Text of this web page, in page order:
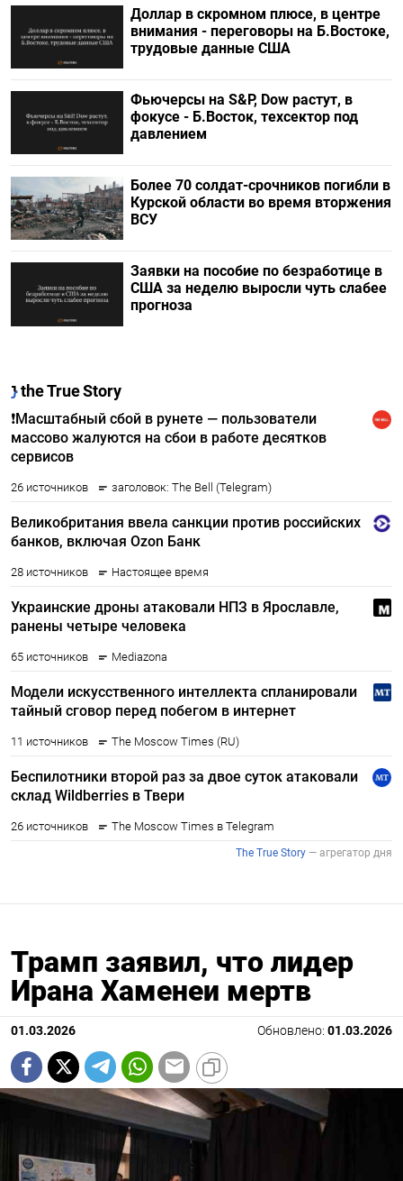
Доллар в скромном плюсе, в центре
внимания - переговоры на Б.Востоке,
трудовые данные США
Фьючерсы на S&P, Dow растут, в
фокусе - Б.Восток, техсектор под
давлением
Более 70 солдат-срочников погибли в
Курской области во время вторжения
ВСУ
Заявки на пособие по безработице в
США за неделю выросли чуть слабее
прогноза
Трамп заявил, что лидер
Ирана Хаменеи мертв
01.03.2026 Обновлено: 01.03.2026